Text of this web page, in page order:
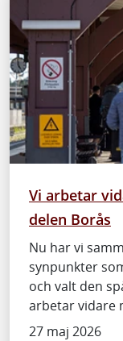
Vi arbetar
delen Borås
Nu har vi
synpunkter
och valt den
arbetar vidare
27 maj 2026